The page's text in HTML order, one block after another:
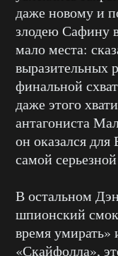
даже новому и
злодею Сафину
мало места:
выразительных
финальной
даже этого
антагониста
он оказался
самой
В остальном
шпионский
время умирать»
«Скайфолла»,